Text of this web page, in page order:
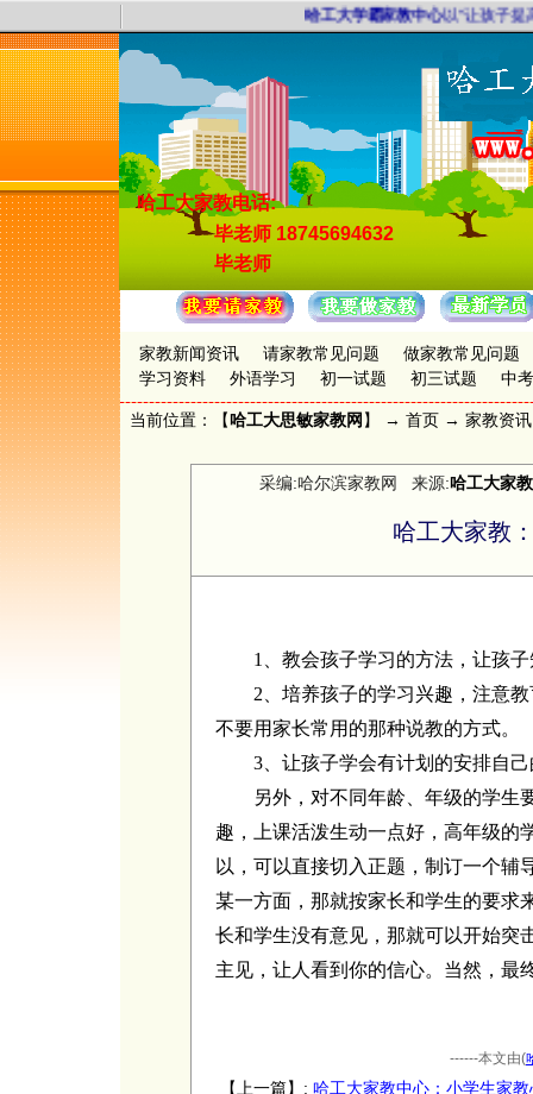
哈工大学霸家教中心以“让孩子提
哈工大家教电话:
毕老师 18745694632
毕老师
家教新闻资讯 请家教常见问题
做家教常见问题
学习资料
外语学习 初一试题 初三试题 中
当前位置：【哈工大思敏家教网 】 → 首页 → 家教资讯
采编:哈尔滨家教网 来源:哈工大家
哈工大家教
1
、教会孩子学习的方法，让孩
2 、培养孩子的学习兴趣，注意
不要用家长常用的那种说教的方式。
3 、让孩子学会有计划的安排自
另外，对不同年龄、年级的学生
趣，上课活泼生动一点好，高年级的
以，可以直接切入正题，制订一个辅
某一方面，那就按家长和学生的要求
长和学生没有意见，那就可以开始突
主见，让人看到你的信心。当然，最
------本文由(
【上一篇】: 哈工大家教中心：小学生家教